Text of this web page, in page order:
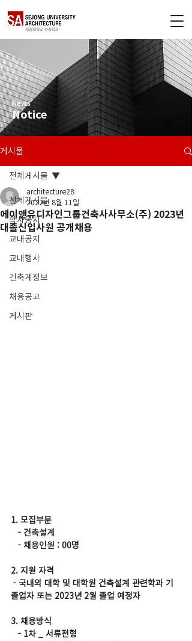
News
Notice
게시물
전체게시물
학사공지
교내공지
교내행사
건축계정보
채용공고
게시판
전체게시물
에이앤유디자인그룹건축사사무소(주) 2023년
대졸신입사원 공개채용
architecture28
2022년 8월 11일
1. 모집부문
   - 건축설계
   - 채용인원 : 00명
2. 지원 자격
졸업자 또는 2023년 2월 졸업 예정자
3. 채용방식
   - 1차 _ 서류전형